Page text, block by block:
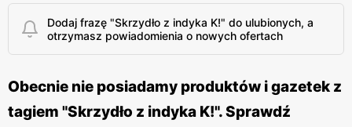
Dodaj frazę "Skrzydło z indyka K!" do ulubionych, a
otrzymasz powiadomienia o nowych ofertach
Obecnie nie posiadamy produktów i gazetek z
tagiem "Skrzydło z indyka K!". Sprawdź